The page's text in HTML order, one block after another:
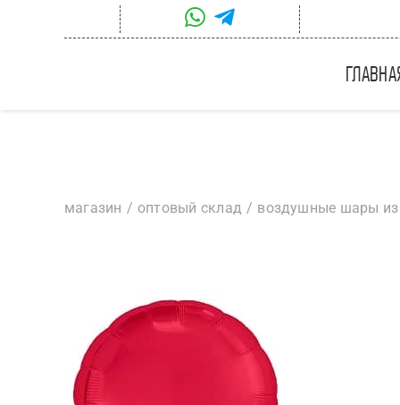
магазин оптовый склад воздушные шары из